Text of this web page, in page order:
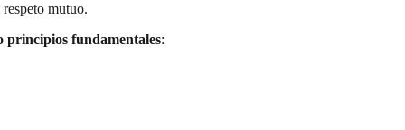
mutuo.
principios fundamentales: